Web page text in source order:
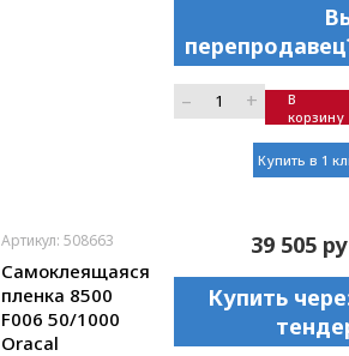
– +
В
корзину
Купить в 1
Артикул: 508663
Самоклеящаяся
пленка 8500
F006 50/1000
Oracal
39 505
Купить